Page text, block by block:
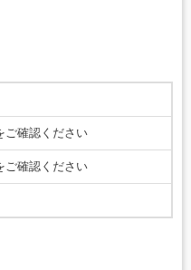
確認ください
確認ください